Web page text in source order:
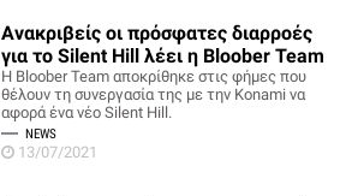
Ανακριβείς οι πρόσφατες διαρροές
για το Silent Hill λέει η Bloober Team
Η Bloober Team αποκρίθηκε στις φήμες που
θέλουν τη συνεργασία της με την Konami να
αφορά ένα νέο Silent Hill.
NEWS
13/07/2021